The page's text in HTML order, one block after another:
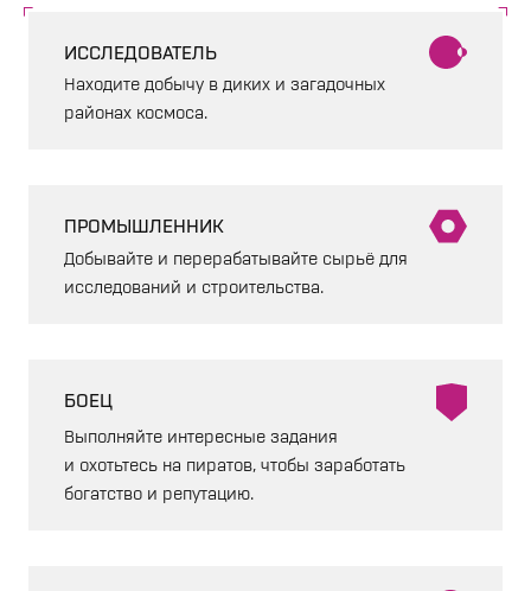
ИССЛЕДОВАТЕЛЬ
Находите добычу в диких и загадочных
районах космоса.
ПРОМЫШЛЕННИК
Добывайте и перерабатывайте сырьё для
исследований и строительства.
БОЕЦ
Выполняйте интересные задания
и охотьтесь на пиратов, чтобы заработать
богатство и репутацию.